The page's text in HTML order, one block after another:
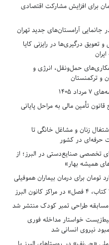
برای افزایش مشارکت اقتصادی
آرامستان‌های جدید تهران
و تعویق درگیری‌ها در رایزنی کایا
حمل‌ونقل، انرژی و
و ترکمنستان
1405
تأمین مالی به مراحل پایانی
زنان و مشاغل خانگی تا
حرفه‌ای در کشور
تخصصی صنایع‌دستی در البرز؛ از
همیشه بهار»
طراحی تمبر کودک منتشر شد
خواستار مداخله فوری
نیروی انسانی شد